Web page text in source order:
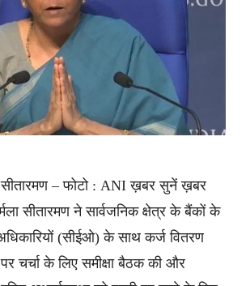
सीतारमण – फोटो : ANI ख़बर सुनें ख़बर
सीतारमण ने सार्वजनिक क्षेत्र के बैंकों के
(सीईओ) के साथ कर्ज वितरण
पर चर्चा के लिए समीक्षा बैठक की और